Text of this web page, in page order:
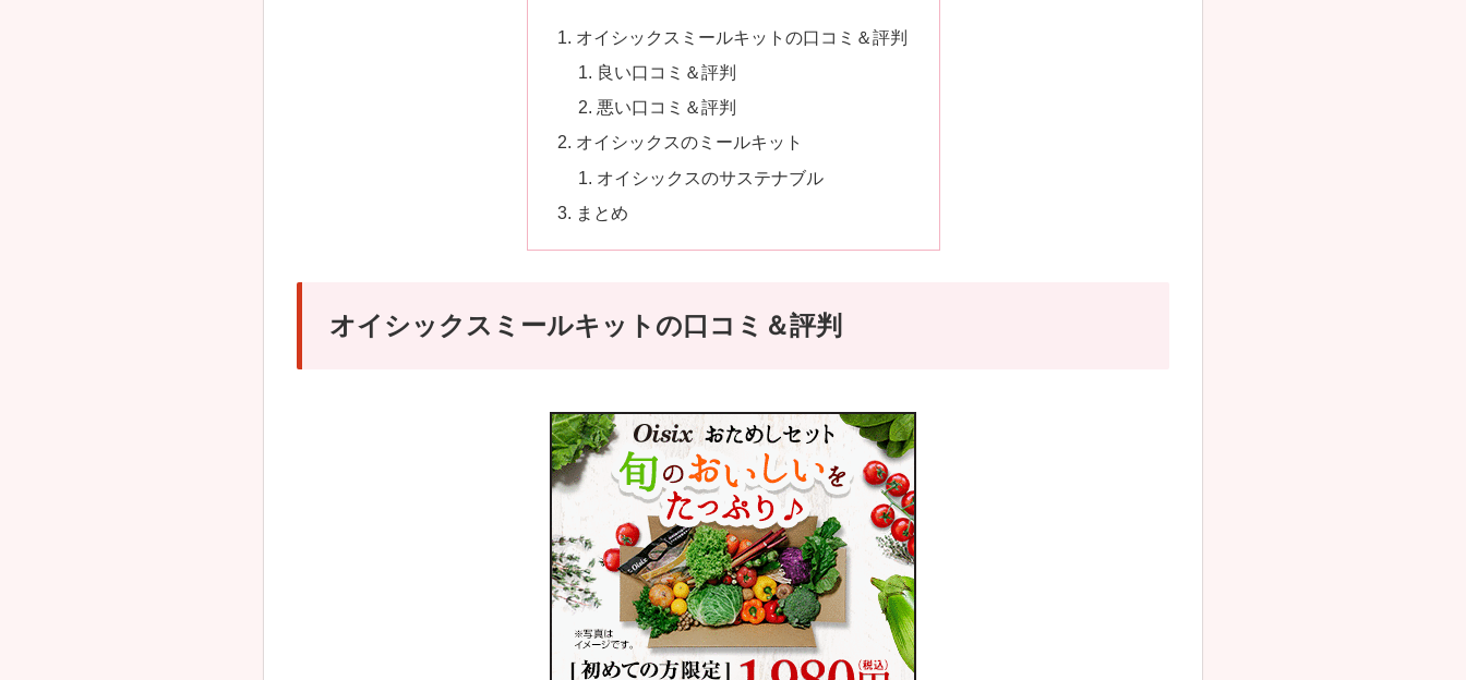
オイシックスミールキットの口コミ＆評判
良い口コミ＆評判
悪い口コミ＆評判
オイシックスのミールキット
オイシックスのサステナブル
まとめ
オイシックスミールキットの口コミ＆評判